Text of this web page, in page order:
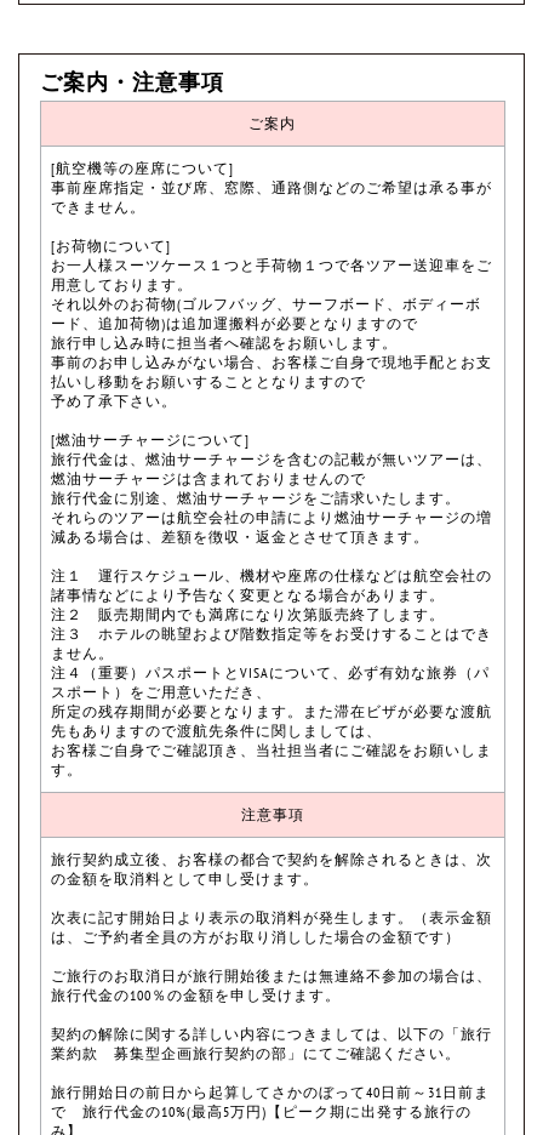
ご案内・注意事項
ご案内
[航空機等の座席について]
事前座席指定・並び席、窓際、通路側などのご希望は承る事が
できません。
[お荷物について]
お一人様スーツケース１つと手荷物１つで各ツアー送迎車をご
用意しております。
それ以外のお荷物(ゴルフバッグ、サーフボード、ボディーボ
ード、追加荷物)は追加運搬料が必要となりますので
旅行申し込み時に担当者へ確認をお願いします。
事前のお申し込みがない場合、お客様ご自身で現地手配とお支
払いし移動をお願いすることとなりますので
予め了承下さい。
[燃油サーチャージについて]
旅行代金は、燃油サーチャージを含むの記載が無いツアーは、
燃油サーチャージは含まれておりませんので
旅行代金に別途、燃油サーチャージをご請求いたします。
それらのツアーは航空会社の申請により燃油サーチャージの増
減ある場合は、差額を徴収・返金とさせて頂きます。
注１ 運行スケジュール、機材や座席の仕様などは航空会社の
諸事情などにより予告なく変更となる場合があります。
注２ 販売期間内でも満席になり次第販売終了します。
注３ ホテルの眺望および階数指定等をお受けすることはでき
ません。
注４（重要）パスポートとVISAについて、必ず有効な旅券（パ
スポート）をご用意いただき、
所定の残存期間が必要となります。また滞在ビザが必要な渡航
先もありますので渡航先条件に関しましては、
お客様ご自身でご確認頂き、当社担当者にご確認をお願いしま
す。
注意事項
旅行契約成立後、お客様の都合で契約を解除されるときは、次
の金額を取消料として申し受けます。
次表に記す開始日より表示の取消料が発生します。（表示金額
は、ご予約者全員の方がお取り消しした場合の金額です）
ご旅行のお取消日が旅行開始後または無連絡不参加の場合は、
旅行代金の100％の金額を申し受けます。
契約の解除に関する詳しい内容につきましては、以下の「旅行
業約款 募集型企画旅行契約の部」にてご確認ください。
旅行開始日の前日から起算してさかのぼって40日前～31日前ま
で 旅行代金の10%(最高5万円)【ピーク期に出発する旅行の
み】